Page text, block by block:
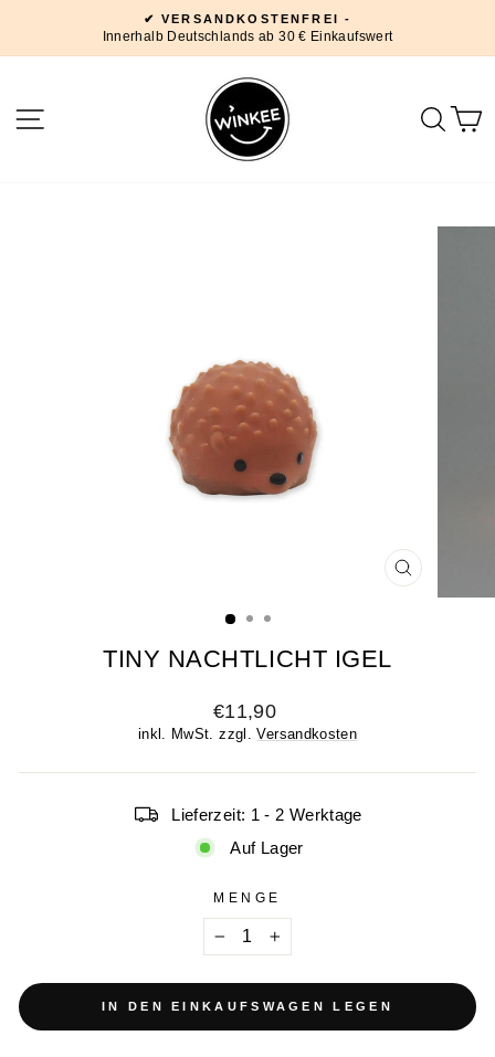
Inhalt
Pause
✔ VERSANDKOSTENFREI -
Innerhalb Deutschlands ab 30 € Einkaufswert
SEITENNAVIGATION
ESC)
TINY NACHTLICHT IGEL
Normaler
Preis
€11,90
inkl. MwSt. zzgl.Versandkosten
Lieferzeit: 1 - 2 Werktage
Auf Lager
MENGE
IN DEN EINKAUFSWAGEN LEGEN